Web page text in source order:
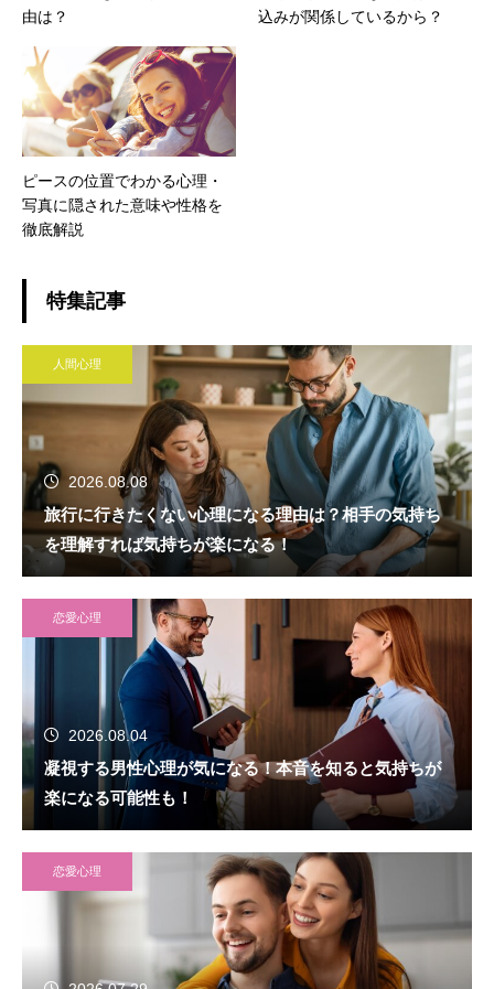
由は？
込みが関係しているから？
ピースの位置でわかる心理・
写真に隠された意味や性格を
徹底解説
特集記事
人間心理
2026.08.08
旅行に行きたくない心理になる理由は？相手の気持ち
を理解すれば気持ちが楽になる！
恋愛心理
2026.08.04
凝視する男性心理が気になる！本音を知ると気持ちが
楽になる可能性も！
恋愛心理